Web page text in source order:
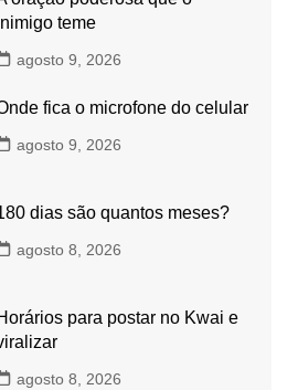
teme
agosto 9, 2026
fica o microfone do celular
agosto 9, 2026
dias são quantos meses?
agosto 8, 2026
para postar no Kwai e
agosto 8, 2026